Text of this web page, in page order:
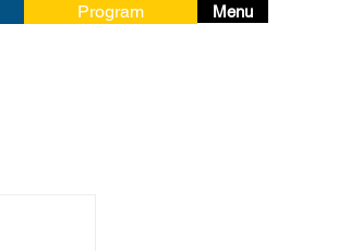
Menu
Program